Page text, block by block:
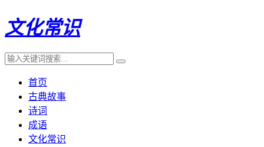
文化常识
首页
古典故事
诗词
成语
文化常识